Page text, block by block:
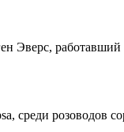
Эверс,
среди розоводов